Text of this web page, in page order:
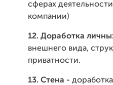
сферах
компании)
12. Доработка
внешнего вида,
приватности.
13. Стена -